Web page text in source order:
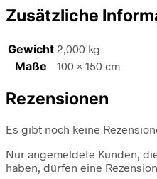
Zusätzliche
Gewicht 2,000 kg
Maße 100 × 150 cm
Rezensionen
Es gibt noch keine
Nur angemeldete Kunden,
haben, dürfen eine